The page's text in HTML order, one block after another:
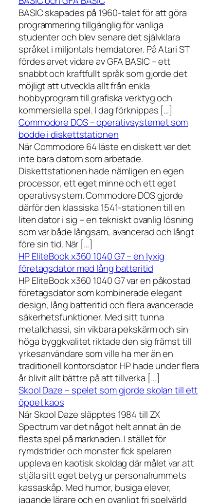
BASIC skapades på 1960-talet för att göra
programmering tillgänglig för vanliga
studenter och blev senare det självklara
språket i miljontals hemdatorer. På Atari ST
fördes arvet vidare av GFA BASIC – ett
snabbt och kraftfullt språk som gjorde det
möjligt att utveckla allt från enkla
hobbyprogram till grafiska verktyg och
kommersiella spel. I dag förknippas […]
Commodore DOS – operativsystemet som
bodde i diskettstationen
När Commodore 64 läste en diskett var det
inte bara datorn som arbetade.
Diskettstationen hade nämligen en egen
processor, ett eget minne och ett eget
operativsystem. Commodore DOS gjorde
därför den klassiska 1541-stationen till en
liten dator i sig – en tekniskt ovanlig lösning
som var både långsam, avancerad och långt
före sin tid. När […]
HP EliteBook x360 1040 G7 – en lyxig
företagsdator med lång batteritid
HP EliteBook x360 1040 G7 var en påkostad
företagsdator som kombinerade elegant
design, lång batteritid och flera avancerade
säkerhetsfunktioner. Med sitt tunna
metallchassi, sin vikbara pekskärm och sin
höga byggkvalitet riktade den sig främst till
yrkesanvändare som ville ha mer än en
traditionell kontorsdator. HP hade under flera
år blivit allt bättre på att tillverka […]
Skool Daze – spelet som gjorde skolan till ett
öppet kaos
När Skool Daze släpptes 1984 till ZX
Spectrum var det något helt annat än de
flesta spel på marknaden. I stället för
rymdstrider och monster fick spelaren
uppleva en kaotisk skoldag där målet var att
stjäla sitt eget betyg ur personalrummets
kassaskåp. Med humor, busiga elever,
jagande lärare och en ovanligt fri spelvärld